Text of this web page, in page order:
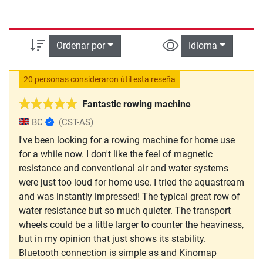
Ordenar por Idioma
Fantastic rowing machine
20 personas consideraron útil esta reseña
BC (CST-AS)
I've been looking for a rowing machine for home use
for a while now. I don't like the feel of magnetic
resistance and conventional air and water systems
were just too loud for home use. I tried the aquastream
and was instantly impressed! The typical great row of
water resistance but so much quieter. The transport
wheels could be a little larger to counter the heaviness,
but in my opinion that just shows its stability.
Bluetooth connection is simple as and Kinomap